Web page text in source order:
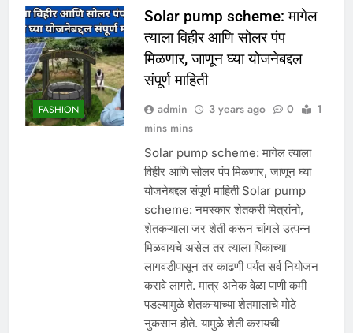
FASHION
Solar pump scheme: मागेल
त्याला विहीर आणि सोलर पंप
मिळणार, जाणून घ्या योजनेबद्दल
संपूर्ण माहिती
admin 3 years ago 0
1
mins mins
Solar pump scheme: मागेल त्याला
विहीर आणि सोलर पंप मिळणार, जाणून घ्या
योजनेबद्दल संपूर्ण माहिती Solar pump
scheme: नमस्कार शेतकरी मित्रांनो,
शेतकऱ्याला जर शेती करून चांगले उत्पन्न
मिळवायचे असेल तर त्याला पिकाच्या
लागवडीपासून तर काढणी पर्यंत सर्व नियोजन
करावे लागते. मात्र अनेक वेळा पाणी कमी
पडल्यामुळे शेतकऱ्याच्या शेतमालाचे मोठे
नुकसान होते. यामुळे शेती करायची